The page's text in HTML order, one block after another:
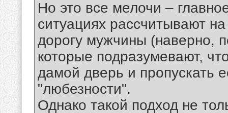
Но это все мелочи –
ситуациях рассчитывают
дорогу мужчины (наверно,
которые подразумевают,
дамой дверь и пропускать
"любезности".
Однако такой подход не